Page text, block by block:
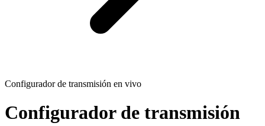
Configurador de transmisión en vivo
Configurador de transmisión